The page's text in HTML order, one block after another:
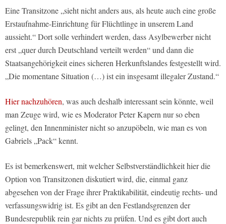
Eine Transitzone „sieht nicht anders aus, als heute auch eine große
Erstaufnahme-Einrichtung für Flüchtlinge in unserem Land
aussieht.“ Dort solle verhindert werden, dass Asylbewerber nicht
erst „quer durch Deutschland verteilt werden“ und dann die
Staatsangehörigkeit eines sicheren Herkunftslandes festgestellt wird.
„Die momentane Situation (…) ist ein insgesamt illegaler Zustand.“
Hier nachzuhören, was auch deshalb interessant sein könnte, weil
man Zeuge wird, wie es Moderator Peter Kapern nur so eben
gelingt, den Innenminister nicht so anzupöbeln, wie man es von
Gabriels „Pack“ kennt.
Es ist bemerkenswert, mit welcher Selbstverständlichkeit hier die
Option von Transitzonen diskutiert wird, die, einmal ganz
abgesehen von der Frage ihrer Praktikabilität, eindeutig rechts- und
verfassungswidrig ist. Es gibt an den Festlandsgrenzen der
Bundesrepublik rein gar nichts zu prüfen. Und es gibt dort auch